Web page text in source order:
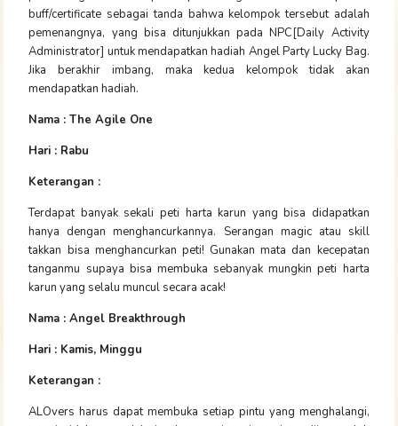
buff/certificate sebagai tanda bahwa kelompok tersebut adalah
pemenangnya, yang bisa ditunjukkan pada NPC[Daily Activity
Administrator] untuk mendapatkan hadiah Angel Party Lucky Bag.
Jika berakhir imbang, maka kedua kelompok tidak akan
mendapatkan hadiah.
Nama : The Agile One
Hari : Rabu
Keterangan :
Terdapat banyak sekali peti harta karun yang bisa didapatkan
hanya dengan menghancurkannya. Serangan magic atau skill
takkan bisa menghancurkan peti! Gunakan mata dan kecepatan
tanganmu supaya bisa membuka sebanyak mungkin peti harta
karun yang selalu muncul secara acak!
Nama : Angel Breakthrough
Hari : Kamis, Minggu
Keterangan :
ALOvers harus dapat membuka setiap pintu yang menghalangi,